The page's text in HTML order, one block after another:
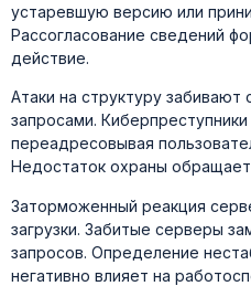
устаревшую версию или
Рассогласование сведений
действие.
Атаки на структуру
запросами. Киберпреступники
переадресовывая
Недостаток охраны
Заторможенный реакция
загрузки. Забитые серверы
запросов. Определение
негативно влияет на